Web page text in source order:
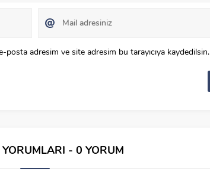
posta adresim ve site adresim bu tarayıcıya kaydedilsin.
YORUMLARI - 0 YORUM